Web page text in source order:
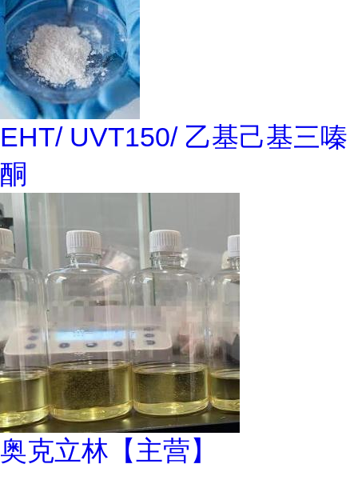
EHT/ UVT150/ 乙基己基三嗪
酮
奥克立林【主营】